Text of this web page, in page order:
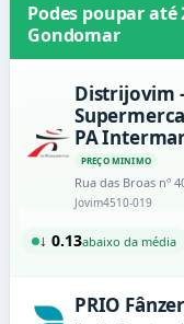
Podes poupar até
Gondomar
Distrijovim -
PA
PREÇO MINIMO
Rua das Broas nº
Jovim4510-019
↓ 0.13abaixo da média
PRIO